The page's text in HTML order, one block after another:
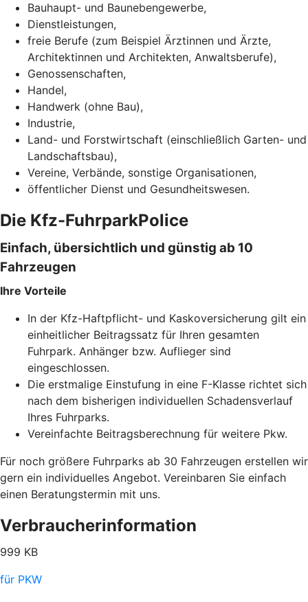
Bauhaupt- und Baunebengewerbe,
Dienstleistungen,
freie Berufe (zum Beispiel Ärztinnen und Ärzte,
Architektinnen und Architekten, Anwaltsberufe),
Genossenschaften,
Handel,
Handwerk (ohne Bau),
Industrie,
Land- und Forstwirtschaft (einschließlich Garten- und
Landschaftsbau),
Vereine, Verbände, sonstige Organisationen,
öffentlicher Dienst und Gesundheitswesen.
Die Kfz-FuhrparkPolice
Einfach, übersichtlich und günstig ab 10
Fahrzeugen
Ihre Vorteile
In der Kfz-Haftpflicht- und Kaskoversicherung gilt ein
einheitlicher Beitragssatz für Ihren gesamten
Fuhrpark. Anhänger bzw. Auflieger sind
eingeschlossen.
Die erstmalige Einstufung in eine F-Klasse richtet sich
nach dem bisherigen individuellen Schadensverlauf
Ihres Fuhrparks.
Vereinfachte Beitragsberechnung für weitere Pkw.
Für noch größere Fuhrparks ab 30 Fahrzeugen erstellen wir
gern ein individuelles Angebot. Vereinbaren Sie einfach
einen Beratungstermin mit uns.
Verbraucherinformation
999 KB
für PKW